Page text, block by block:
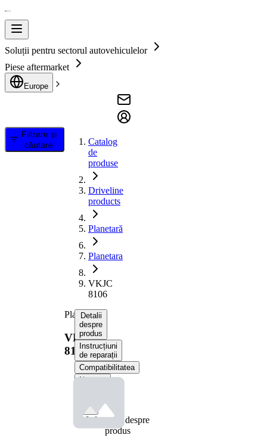
Soluții pentru sectorul autovehiculelor
Piese aftermarket
Europe
Filtrare și
căutare
Catalog
de
produse
Driveline
products
Planetară
Planetara
VKJC
8106
Planetara
VKJC
8106
Detalii
despre
produs
Instrucțiuni
de reparații
Compatibilitatea
Numere
Informații despre
produs